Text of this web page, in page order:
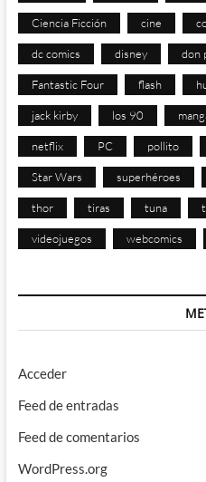
Ciencia Ficción cine
dc comics disney don
Fantastic Four flash
jack kirby los 90
netflix PC pollito
Star Wars superhéroes
thor tiras tuna
videojuegos webcomics
Acceder
Feed de entradas
Feed de comentarios
WordPress.org